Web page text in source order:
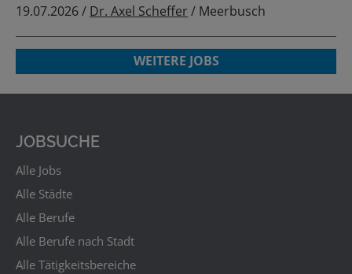
19.07.2026 / Dr. Axel Scheffer / Meerbusch
WEITERE JOBS
JOBSUCHE
Alle Jobs
Alle Städte
Alle Berufe
Alle Berufe nach Stadt
Alle Tätigkeitsbereiche